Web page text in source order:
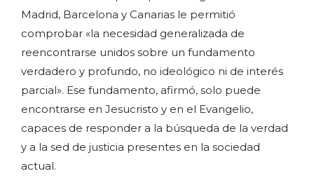
Madrid, Barcelona y Canarias le permitió
comprobar «la necesidad generalizada de
reencontrarse unidos sobre un fundamento
verdadero y profundo, no ideológico ni de interés
parcial». Ese fundamento, afirmó, solo puede
encontrarse en Jesucristo y en el Evangelio,
capaces de responder a la búsqueda de la verdad
y a la sed de justicia presentes en la sociedad
actual.